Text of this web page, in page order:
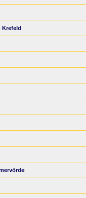
Krefeld